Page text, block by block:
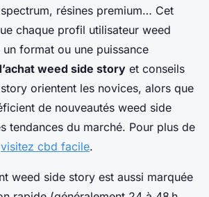
résines premium… Cet
chaque profil utilisateur weed
format ou une puissance
weed side story et conseils
orientent les novices, alors que
de nouveautés weed side
tendances du marché. Pour plus de
visitez cbd facile.
weed side story est aussi marquée